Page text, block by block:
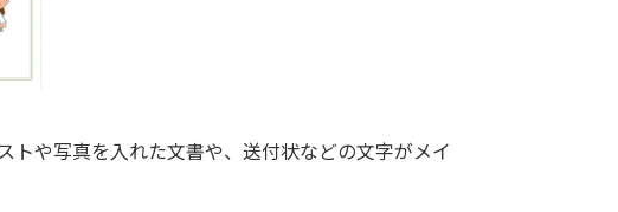
や写真を入れた文書や、送付状などの文字がメイ